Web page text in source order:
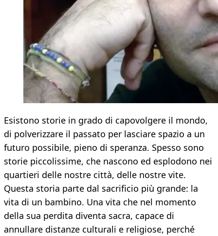
Esistono storie in grado di capovolgere il mondo,
di polverizzare il passato per lasciare spazio a un
futuro possibile, pieno di speranza. Spesso sono
storie piccolissime, che nascono ed esplodono nei
quartieri delle nostre città, delle nostre vite.
Questa storia parte dal sacrificio più grande: la
vita di un bambino. Una vita che nel momento
della sua perdita diventa sacra, capace di
annullare distanze culturali e religiose, perché